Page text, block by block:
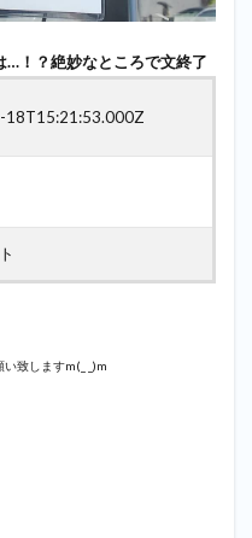
…！？絶妙なところで文終了
18T15:21:53.000Z
致しますm(_ _)m